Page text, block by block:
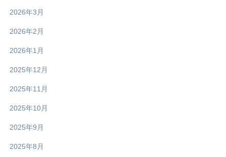
2026年3月
2026年2月
2026年1月
2025年12月
2025年11月
2025年10月
2025年9月
2025年8月